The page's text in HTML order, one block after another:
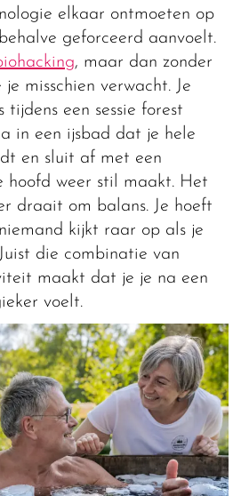
elkaar ontmoeten op
geforceerd aanvoelt.
, maar dan zonder
misschien verwacht. Je
een sessie forest
in een ijsbad dat je hele
en sluit af met een
hoofd weer stil maakt. Het
draait om balans. Je hoeft
kijkt raar op als je
die combinatie van
maakt dat je je na een
voelt.